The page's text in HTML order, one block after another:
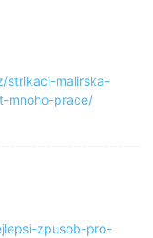
strikaci-malirska-
mnoho-prace/
zpusob-pro-